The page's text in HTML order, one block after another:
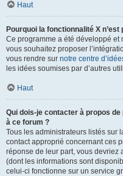
Haut
Pourquoi la fonctionnalité X n’est
Ce programme a été développé et
vous souhaitez proposer
vous rendre sur notre centre
les idées soumises par d’autres
Haut
Qui dois-je contacter à propos de
à ce forum ?
Tous les administrateurs listés sur
contact approprié concernant ces
réponse de leur part, vous devriez
(dont les informations sont
celui-ci fonctionne sur un service